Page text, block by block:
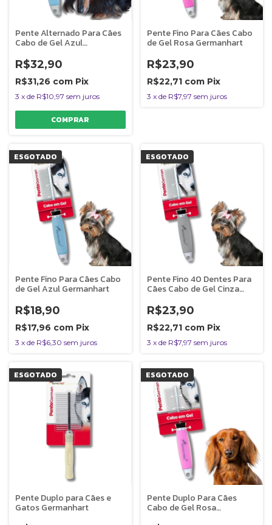
Pente Alternado Para Cães
Cabo de Gel Azul
R$32,90
R$31,26 com Pix
3 x de R$10,97 sem juros
Pente Fino Para Cães Cabo
de Gel Rosa Germanhart
R$23,90
R$22,71 com Pix
3 x de R$7,97 sem juros
ESGOTADO
Pente Fino Para Cães Cabo
de Gel Azul Germanhart
R$18,90
R$17,96 com Pix
3 x de R$6,30 sem juros
ESGOTADO
Pente Fino 40 Dentes Para
Cães Cabo de Gel Cinza
R$23,90
R$22,71 com Pix
3 x de R$7,97 sem juros
ESGOTADO
Pente Duplo para Cães e
Gatos Germanhart
ESGOTADO
Pente Duplo Para Cães
Cabo de Gel Rosa